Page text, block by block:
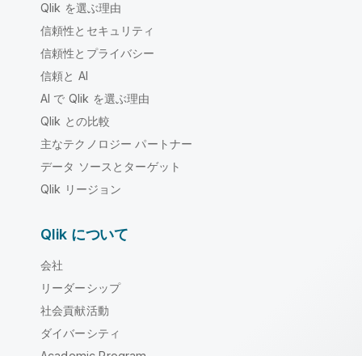
Qlik を選ぶ理由
信頼性とセキュリティ
信頼性とプライバシー
信頼と AI
AI で Qlik を選ぶ理由
Qlik との比較
主なテクノロジー パートナー
データ ソースとターゲット
Qlik リージョン
Qlik について
会社
リーダーシップ
社会貢献活動
ダイバーシティ